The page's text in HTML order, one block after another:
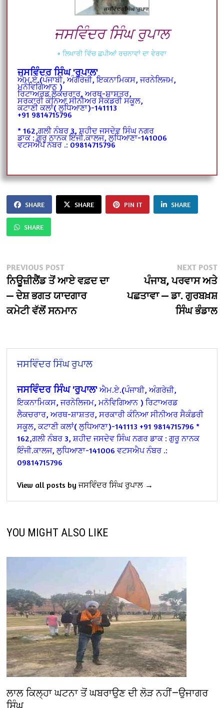
ਜਸਵਿੰਦਰ ਸਿੰਘ ਰੁਪਾਲ
+ ਲਿਖਾਰੀ ਵਿੱਚ ਛਪੀਆਂ ਰਚਨਾਵਾਂ ਦਾ ਵੇਰਵਾ
ਜਸਵਿੰਦਰ ਸਿੰਘ 'ਰੁਪਾਲ'
ਐਮ.ਏ.(ਪੰਜਾਬੀ, ਅੰਗਰੇਜ਼ੀ, ਇਕਨਾਮਿਕਸ,ਜਰਨੇਲਿਜਮ,
ਮਨੋਵਿਗਿਆਨ )
ਰਿਟਾਅਰਡ ਲੈਕਚਰਾਰ, ਅਰਥ-ਸ਼ਾਸ਼ਤਰ,
ਸਰਕਾਰੀ ਕੰਨਿਆ ਸੀਨੀਅਰ ਸੈਕੰਡਰੀ ਸਕੂਲ,
ਕਟਾਣੀ ਕਲਾਂ( ਲੁਧਿਆਣਾ)-141113
+91 9814715796
* 162,ਗਲੀ ਨੰਬਰ 3, ਸ਼ਹੀਦ ਜਸਦੇਵ ਸਿੰਘ ਨਗਰ
ਡਾਕ : ਗੁਰੂ ਨਾਨਕ ਇੰਜੀ.ਕਾਲਜ, ਲੁਧਿਆਣਾ-141006
ਵਟਸਐਪ ਨੰਬਰ .: 09814715796
SHARE SHARE PIN IT SHARE
SHARE
Post
navigation
PREVIOUS POSTPrevious
post:
ਨਿਊਜ਼ੀਲੈਂਡ ਤੋਂ ਆਏ ਵਫ਼ਦ ਦਾ
— ਦੇਸ਼ ਭਗਤ ਯਾਦਗਾਰ
ਕਮੇਟੀ ਵੱਲੋਂ ਸਨਮਾਨ
NEXT POST
ਪੰਜਾਬ, ਪਰਵਾਸ ਅਤੇ
ਪਛਤਾਵਾ — ਡਾ. ਗੁਰਬਖ਼ਸ਼
ਸਿੰਘ ਭੰਡਾਲ
ਜਸਵਿੰਦਰ ਸਿੰਘ ਰੁਪਾਲ
ਜਸਵਿੰਦਰ ਸਿੰਘ 'ਰੁਪਾਲ' ਐਮ.ਏ.(ਪੰਜਾਬੀ, ਅੰਗਰੇਜ਼ੀ,
ਇਕਨਾਮਿਕਸ,ਜਰਨੇਲਿਜਮ, ਮਨੋਵਿਗਿਆਨ ) ਰਿਟਾਅਰਡ
ਲੈਕਚਰਾਰ, ਅਰਥ-ਸ਼ਾਸ਼ਤਰ, ਸਰਕਾਰੀ ਕੰਨਿਆ ਸੀਨੀਅਰ ਸੈਕੰਡਰੀ
ਸਕੂਲ, ਕਟਾਣੀ ਕਲਾਂ( ਲੁਧਿਆਣਾ)-141113 +91 9814715796 *
162,ਗਲੀ ਨੰਬਰ 3, ਸ਼ਹੀਦ ਜਸਦੇਵ ਸਿੰਘ ਨਗਰ ਡਾਕ : ਗੁਰੂ ਨਾਨਕ
ਇੰਜੀ.ਕਾਲਜ, ਲੁਧਿਆਣਾ-141006 ਵਟਸਐਪ ਨੰਬਰ .:
09814715796
View all posts by ਜਸਵਿੰਦਰ ਸਿੰਘ ਰੁਪਾਲ →
YOU MIGHT ALSO LIKE
ਲਾਲ ਕਿਲ੍ਹਾ ਘਟਨਾ ਤੋਂ ਘਬਰਾਉਣ ਦੀ ਲੋੜ ਨਹੀਂ—ਉਜਾਗਰ
ਸਿੰਘ